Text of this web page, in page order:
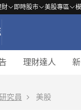
財 即時股市 美股專區
理財達人
究員 美股